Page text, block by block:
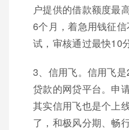
户提供的借款额度最
6个月，着急用钱征
试，审核通过最快10
3、信用飞。信用飞
贷款的网贷平台。申
其实信用飞也是个上
了，和极风分期、畅